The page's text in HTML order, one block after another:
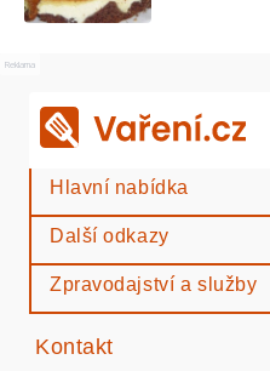
Reklama
Hlavní nabídka
Další odkazy
Zpravodajství a služby
Kontakt